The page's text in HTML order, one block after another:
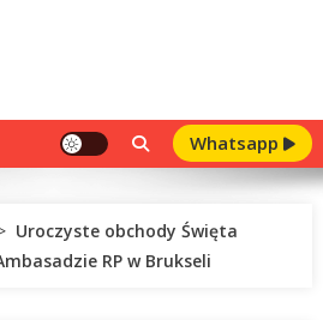
Whatsapp
Uroczyste obchody Święta
RP w Brukseli